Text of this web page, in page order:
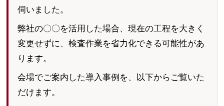
伺いました。
弊社の〇〇を活用した場合、現在の工程を大きく
変更せずに、検査作業を省力化できる可能性があ
ります。
会場でご案内した導入事例を、以下からご覧いた
だけます。